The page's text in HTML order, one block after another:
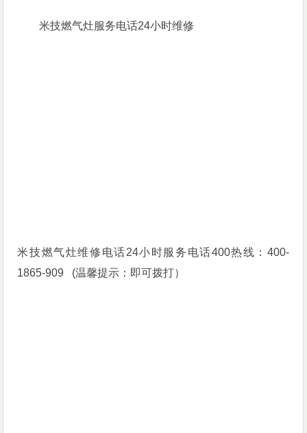
米技燃气灶服务电话24小时维修
米技燃气灶维修电话24小时服务电话400热线：400-
1865-909 (温馨提示：即可拨打）